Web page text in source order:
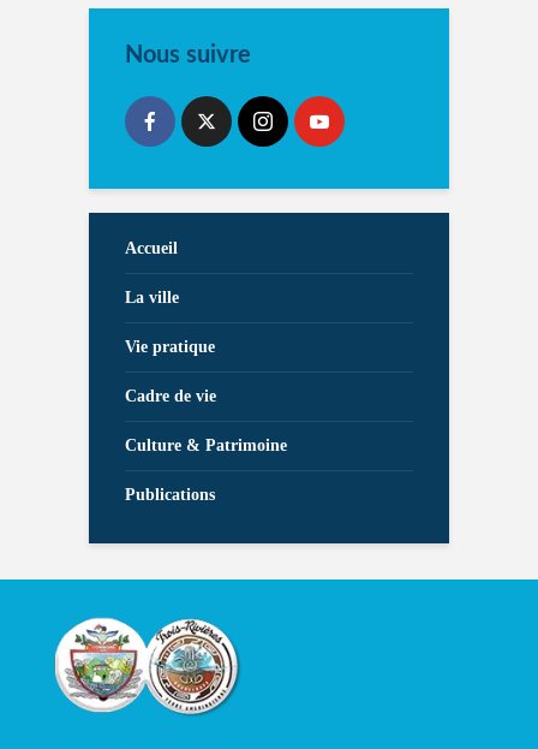
Nous suivre
Accueil
La ville
Vie pratique
Cadre de vie
Culture & Patrimoine
Publications